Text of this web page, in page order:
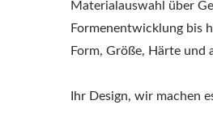
Materialauswahl über
Formenentwicklung bis
Form, Größe, Härte und
Ihr Design, wir machen